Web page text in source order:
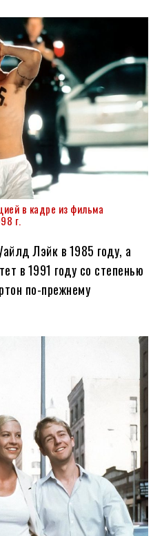
в кадре из фильма
г.
Лэйк в 1985 году, а
в 1991 году со степенью
по-прежнему